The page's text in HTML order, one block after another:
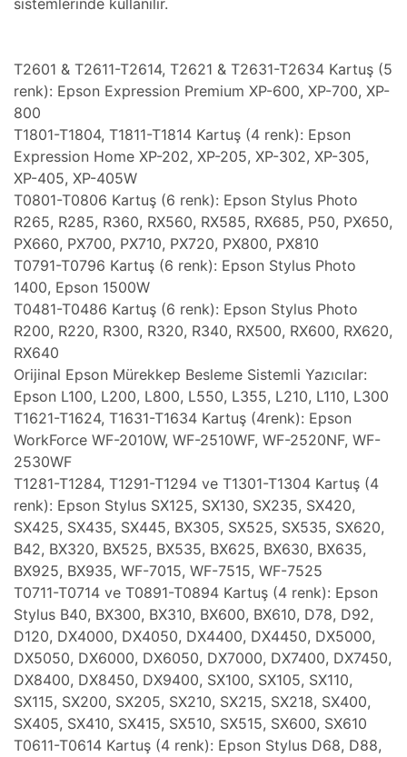
sistemlerinde kullanılır.
T2601 & T2611-T2614, T2621 & T2631-T2634 Kartuş (5
renk): Epson Expression Premium XP-600, XP-700, XP-
800
T1801-T1804, T1811-T1814 Kartuş (4 renk): Epson
Expression Home XP-202, XP-205, XP-302, XP-305,
XP-405, XP-405W
T0801-T0806 Kartuş (6 renk): Epson Stylus Photo
R265, R285, R360, RX560, RX585, RX685, P50, PX650,
PX660, PX700, PX710, PX720, PX800, PX810
T0791-T0796 Kartuş (6 renk): Epson Stylus Photo
1400, Epson 1500W
T0481-T0486 Kartuş (6 renk): Epson Stylus Photo
R200, R220, R300, R320, R340, RX500, RX600, RX620,
RX640
Orijinal Epson Mürekkep Besleme Sistemli Yazıcılar:
Epson L100, L200, L800, L550, L355, L210, L110, L300
T1621-T1624, T1631-T1634 Kartuş (4renk): Epson
WorkForce WF-2010W, WF-2510WF, WF-2520NF, WF-
2530WF
T1281-T1284, T1291-T1294 ve T1301-T1304 Kartuş (4
renk): Epson Stylus SX125, SX130, SX235, SX420,
SX425, SX435, SX445, BX305, SX525, SX535, SX620,
B42, BX320, BX525, BX535, BX625, BX630, BX635,
BX925, BX935, WF-7015, WF-7515, WF-7525
T0711-T0714 ve T0891-T0894 Kartuş (4 renk): Epson
Stylus B40, BX300, BX310, BX600, BX610, D78, D92,
D120, DX4000, DX4050, DX4400, DX4450, DX5000,
DX5050, DX6000, DX6050, DX7000, DX7400, DX7450,
DX8400, DX8450, DX9400, SX100, SX105, SX110,
SX115, SX200, SX205, SX210, SX215, SX218, SX400,
SX405, SX410, SX415, SX510, SX515, SX600, SX610
T0611-T0614 Kartuş (4 renk): Epson Stylus D68, D88,